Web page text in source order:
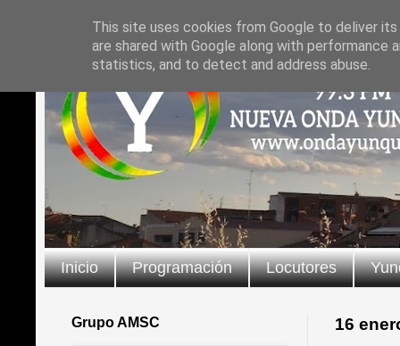
Inicio Programación Locutores
16
Grupo AMSC
This site uses cookies from Google to deliver
are shared with Google along with
statistics, and to detect and address abuse.